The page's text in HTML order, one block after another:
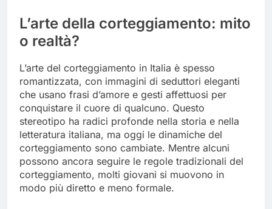
L’arte della corteggiamento: mito
o realtà?
L’arte del corteggiamento in Italia è spesso
romantizzata, con immagini di seduttori eleganti
che usano frasi d’amore e gesti affettuosi per
conquistare il cuore di qualcuno. Questo
stereotipo ha radici profonde nella storia e nella
letteratura italiana, ma oggi le dinamiche del
corteggiamento sono cambiate. Mentre alcuni
possono ancora seguire le regole tradizionali del
corteggiamento, molti giovani si muovono in
modo più diretto e meno formale.